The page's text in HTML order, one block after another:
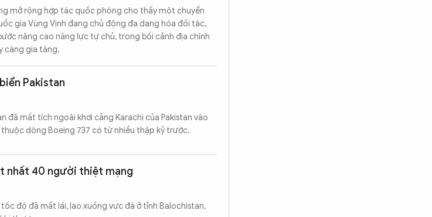
mở rộng hợp tác quốc phòng cho thấy một chuyển
gia Vùng Vịnh đang chủ động đa dạng hóa đối tác,
nâng cao năng lực tự chủ, trong bối cảnh địa chính
càng gia tăng.
Pakistan
đã mất tích ngoài khơi cảng Karachi của Pakistan vào
dòng Boeing 737 có từ nhiều thập kỷ trước.
nhất 40 người thiệt mạng
độ đã mất lái, lao xuống vực đá ở tỉnh Balochistan,